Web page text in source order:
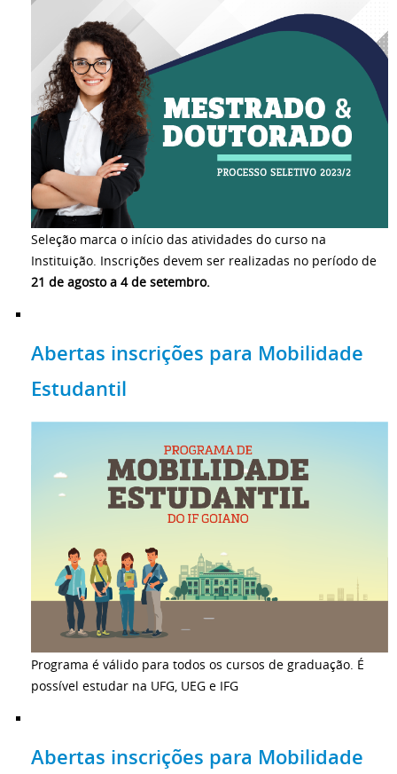
Seleção marca o início das atividades do curso na
Instituição. Inscrições devem ser realizadas no período de
21 de agosto a 4 de setembro.
Abertas inscrições para Mobilidade
Estudantil
Programa é válido para todos os cursos de graduação. É
possível estudar na UFG, UEG e IFG
Abertas inscrições para Mobilidade